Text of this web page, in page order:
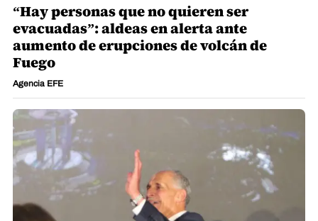
“Hay personas que no quieren ser
evacuadas”: aldeas en alerta ante
aumento de erupciones de volcán de
Fuego
Agencia EFE